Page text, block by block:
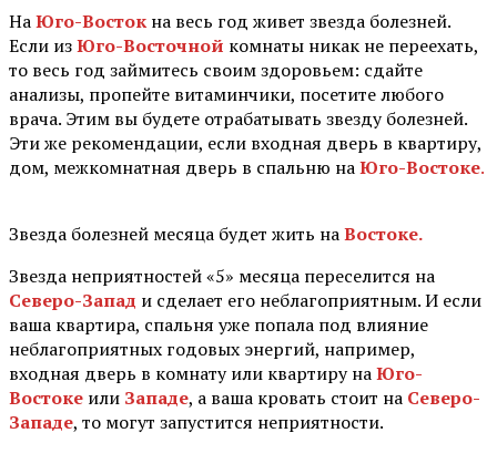
НаЮго-Восток на весь год живет звезда болезней.
Если изЮго-Восточной комнаты никак не переехать,
то весь год займитесь своим здоровьем: сдайте
анализы, пропейте витаминчики, посетите любого
врача. Этим вы будете отрабатывать звезду болезней.
Эти же рекомендации, если входная дверь в квартиру,
дом, межкомнатная дверь в спальню наЮго-Востоке.
Звезда болезней месяца будет жить наВостоке.
Звезда неприятностей «5» месяца переселится на
Северо-Запад и сделает его неблагоприятным. И если
ваша квартира, спальня уже попала под влияние
неблагоприятных годовых энергий, например,
входная дверь в комнату или квартиру наЮго-
Востоке или Западе, а ваша кровать стоит на Северо-
Западе, то могут запустится неприятности.